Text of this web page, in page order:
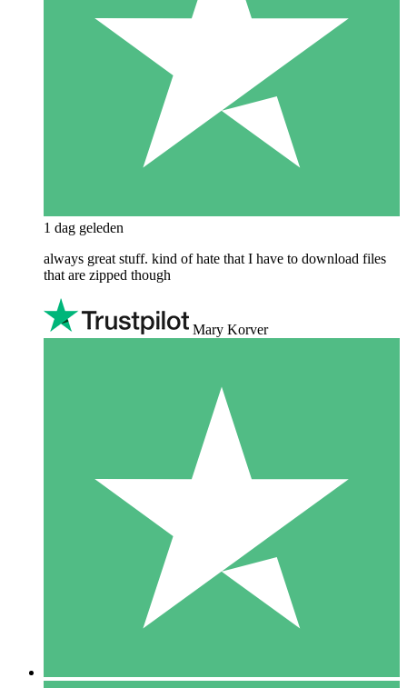
1 dag geleden
always great stuff. kind of hate that I have to download files
that are zipped though
Mary Korver